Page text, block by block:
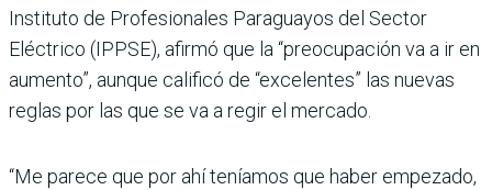
Instituto de Profesiona­les Paraguayos del Sector
Eléctrico (IPPSE), afirmó que la “preocupación va a ir en
aumento”, aunque cali­ficó de “excelentes” las nue­vas
reglas por las que se va a regir el mercado.
“Me parece que por ahí tenía­mos que haber empezado,